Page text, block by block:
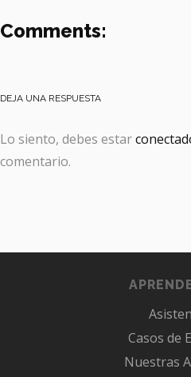
Comments:
DEJA UNA RESPUESTA
Lo siento, debes estar
comentario.
Casos de
Nuestras